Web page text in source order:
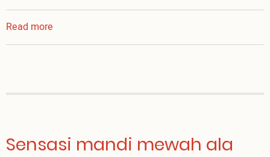
Read more
Papa
^^
Sensasi mandi mewah ala